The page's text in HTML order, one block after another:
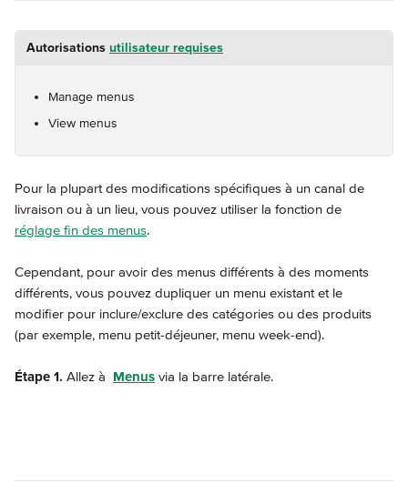
Autorisations utilisateur requises
Manage menus
View menus
Pour la plupart des modifications spécifiques à un canal de
livraison ou à un lieu, vous pouvez utiliser la fonction de
réglage fin des menus.
Cependant, pour avoir des menus différents à des moments
différents, vous pouvez dupliquer un menu existant et le
modifier pour inclure/exclure des catégories ou des produits
(par exemple, menu petit-déjeuner, menu week-end).
Étape 1. Allez à Menus via la barre latérale.